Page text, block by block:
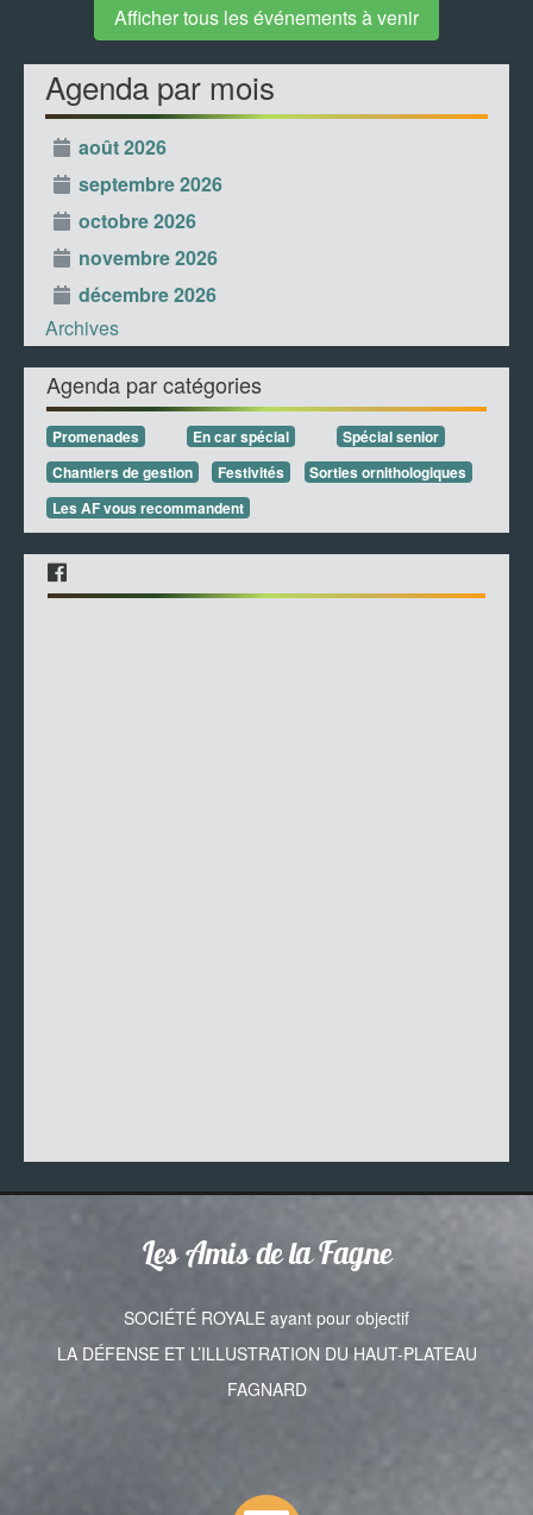
Afficher tous les événements à venir
Agenda par mois
août 2026
septembre 2026
octobre 2026
novembre 2026
décembre 2026
Archives
Agenda par catégories
Promenades En car spécial
Spécial senior
Chantiers de gestion
Festivités
Sorties ornithologiques
Les AF vous recommandent
Les Amis de la Fagne
SOCIÉTÉ ROYALE ayant pour objectif
LA DÉFENSE ET L’ILLUSTRATION DU HAUT-PLATEAU
FAGNARD